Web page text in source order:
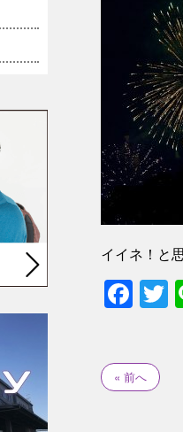
イイネ！と
« 前へ